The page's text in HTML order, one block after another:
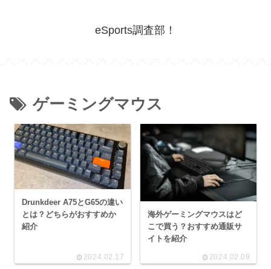
eSports調査部！
ゲーミングマウス
Drunkdeer A75とG65の違い
とは？どちらがおすすめか
紹介
2024.02.17
海外ゲーミングマウスはど
こで買う？おすすめ通販サ
イトを紹介
2024.02.09